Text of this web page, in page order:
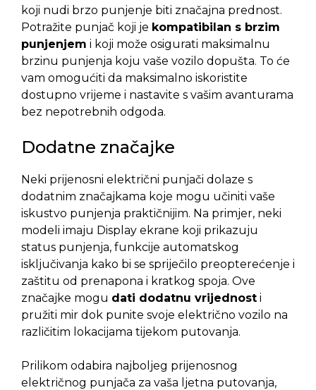
koji nudi brzo punjenje biti značajna prednost.
Potražite punjač koji je kompatibilan s brzim
punjenjem i koji može osigurati maksimalnu
brzinu punjenja koju vaše vozilo dopušta. To će
vam omogućiti da maksimalno iskoristite
dostupno vrijeme i nastavite s vašim avanturama
bez nepotrebnih odgoda.
Dodatne značajke
Neki prijenosni električni punjači dolaze s
dodatnim značajkama koje mogu učiniti vaše
iskustvo punjenja praktičnijim. Na primjer, neki
modeli imaju Display ekrane koji prikazuju
status punjenja, funkcije automatskog
isključivanja kako bi se spriječilo preopterećenje i
zaštitu od prenapona i kratkog spoja. Ove
značajke mogu dati dodatnu vrijednost i
pružiti mir dok punite svoje električno vozilo na
različitim lokacijama tijekom putovanja.
Prilikom odabira najboljeg prijenosnog
električnog punjača za vaša ljetna putovanja,